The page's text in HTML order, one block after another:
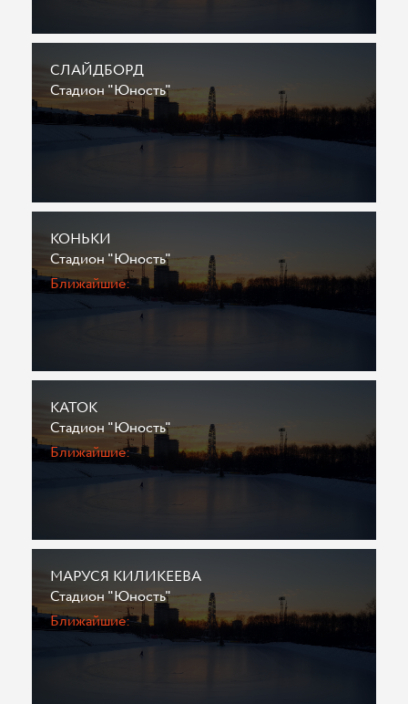
СЛАЙДБОРД
Стадион "Юность"
КОНЬКИ
Стадион "Юность"
Ближайшие:
КАТОК
Стадион "Юность"
Ближайшие:
МАРУСЯ КИЛИКЕЕВА
Стадион "Юность"
Ближайшие: